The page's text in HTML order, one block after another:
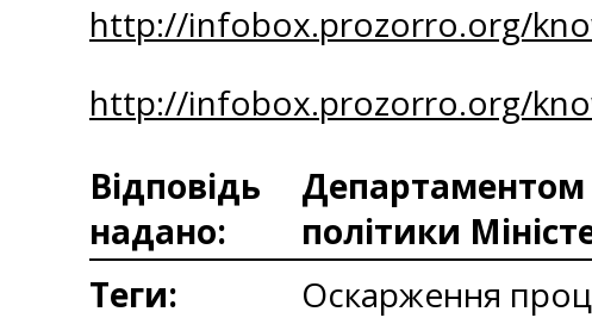
http://infobox.prozorro.org/
http://infobox.prozorro.org/
Відповідь
надано:
Департаментом
політики
Теги:
Оскарження